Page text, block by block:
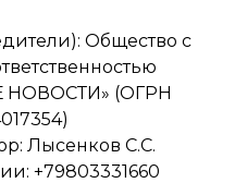
Общество с
(ОГРН
Лысенков С.С.
+79803331660